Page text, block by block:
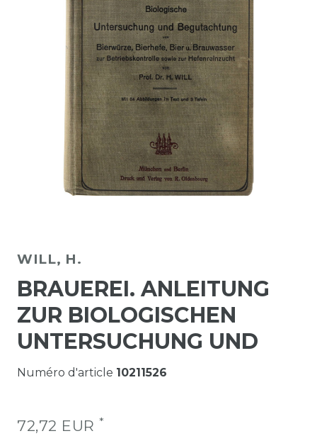
WILL, H.
BRAUEREI. ANLEITUNG
ZUR BIOLOGISCHEN
UNTERSUCHUNG UND
Numéro d'article 10211526
72,72 EUR *